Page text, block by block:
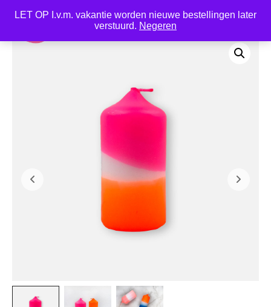
LET OP I.v.m. vakantie worden nieuwe bestellingen later
verstuurd. Negeren